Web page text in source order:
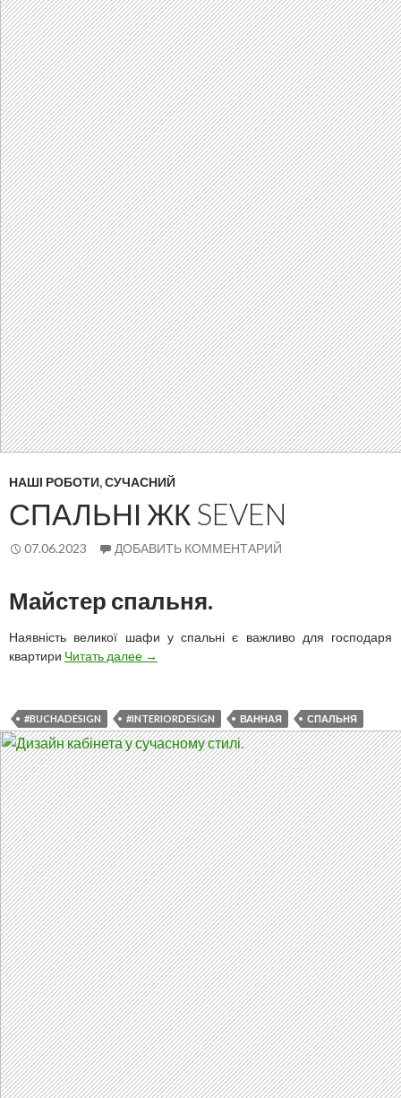
НАШІ РОБОТИ,СУЧАСНИЙ
СПАЛЬНІ ЖК SEVEN
07.06.2023 ДОБАВИТЬ КОММЕНТАРИЙ
Майстер спальня.
Наявність великої шафи у спальні є важливо для господаря
квартири Читать далее Спальні
→
#BUCHADESIGN #INTERIORDESIGN ВАННАЯ СПАЛЬНЯ